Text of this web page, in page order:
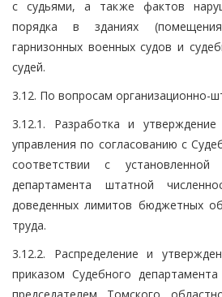
с судьями, а также фактов
порядка в зданиях
гарнизонных военных судов и
судей.
3.12. По вопросам организационно-
3.12.1. Разработка и
управления по согласованию с
соответствии с установленной
департамента штатной
доведенных лимитов бюджетных
труда.
3.12.2. Распределение и
приказом Судебного